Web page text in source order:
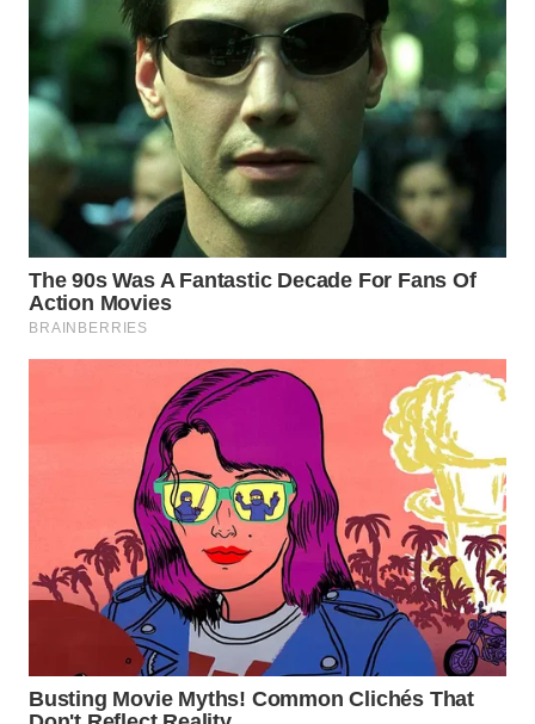
TOBA
WN
NIAS
WN
LANGKAT
WN
TAPANULI
SELATAN
WN
SIMALUNGUN
LABUHANBATU